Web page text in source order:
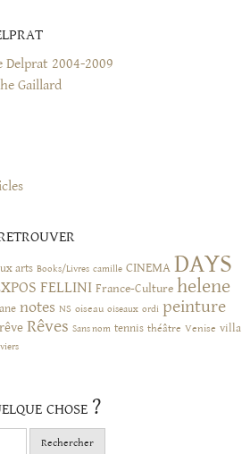
Delprat 2004-2009
Gaillard
arts Books/Livres camille CINEMA DAYS
FELLINI France-Culture helene
notes NS oiseau oiseaux ordi peinture
rêve Rêves Sans nom tennis théâtre Venise villa
chose ?